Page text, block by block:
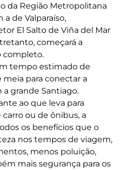
da Região Metropolitana
de Valparaíso,
El Salto de Viña del Mar
começará a
completo.
tempo estimado de
para conectar a
a grande Santiago.
ao que leva para
ou de ônibus, a
os benefícios que o
nos tempos de viagem,
menos poluição,
mais segurança para os